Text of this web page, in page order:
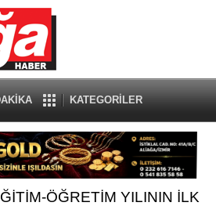
KATEGORİLER
ÖĞRETİM YILININ İLK